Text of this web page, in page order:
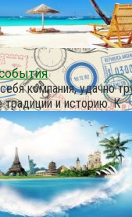
компания, удачно
и историю. К